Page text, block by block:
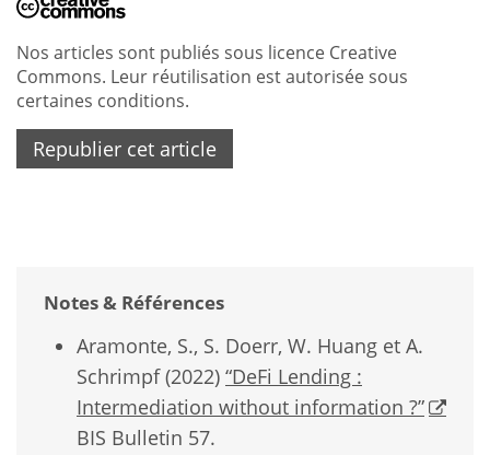
Nos articles sont publiés sous licence Creative
Commons. Leur réutilisation est autorisée sous
certaines conditions.
Republier cet article
Notes & Références
Aramonte, S., S. Doerr, W. Huang et A.
Schrimpf (2022) “DeFi Lending :
Intermediation without information ?”
BIS Bulletin 57.